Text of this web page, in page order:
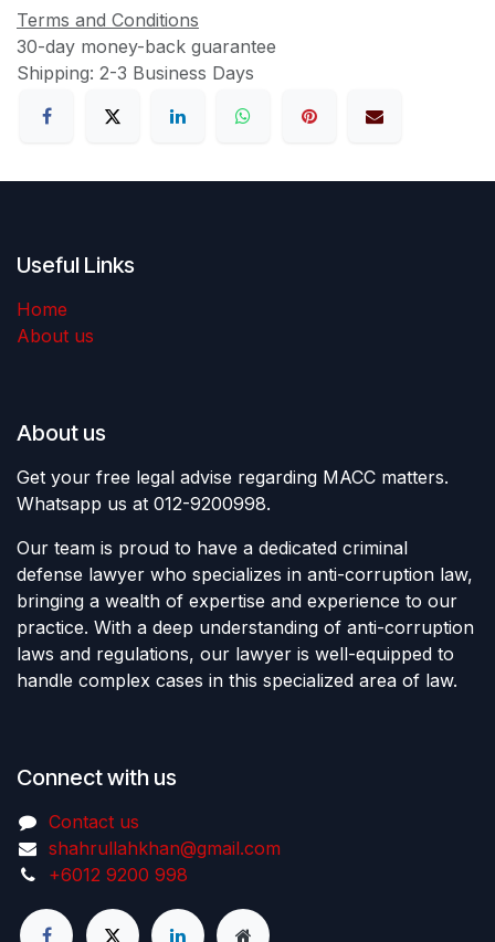
Terms and Conditions
30-day money-back guarantee
Shipping: 2-3 Business Days
Useful Links
Home
About us
About us
Get your free legal advise regarding MACC matters.
Whatsapp us at 012-9200998.
Our team is proud to have a dedicated criminal
defense lawyer who specializes in anti-corruption law,
bringing a wealth of expertise and experience to our
practice. With a deep understanding of anti-corruption
laws and regulations, our lawyer is well-equipped to
handle complex cases in this specialized area of law.
Connect with us
Contact us
shahrullahkhan@gmail.com
+6012 9200 998